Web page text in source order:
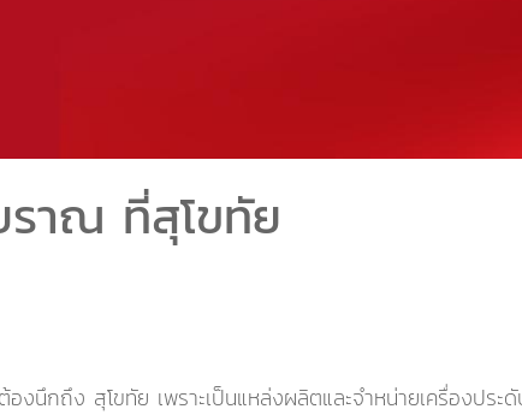
ราณ ที่สุโขทัย
งนึกถึง สุโขทัย เพราะเป็นแหล่งผลิตและจำหน่ายเครื่องปร